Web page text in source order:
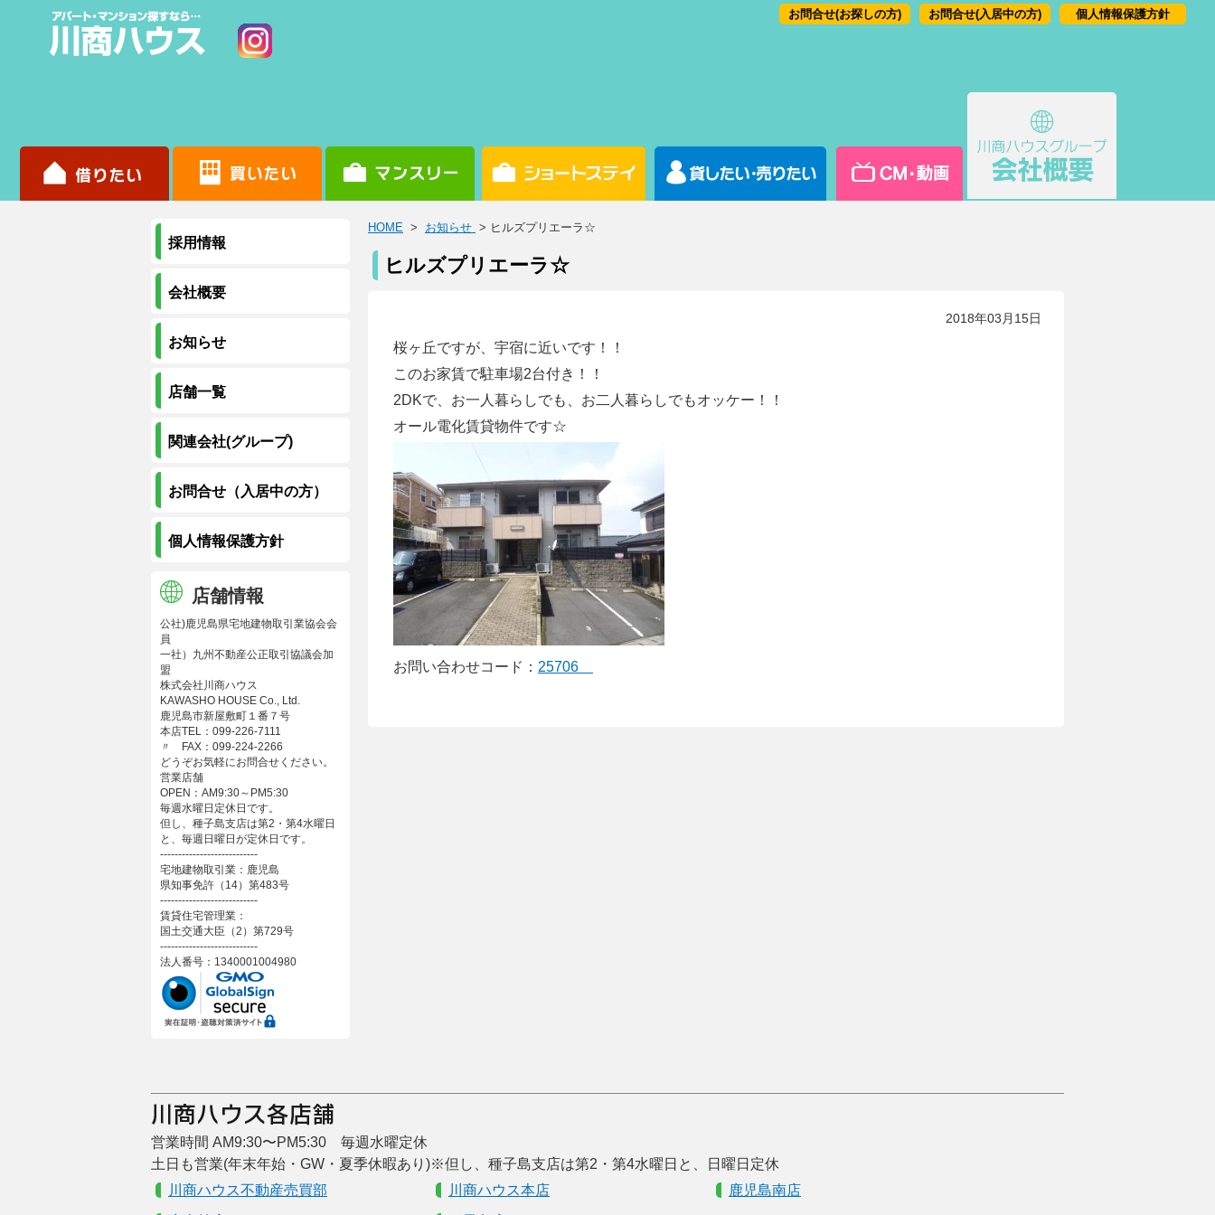
個人情報保護方針
お問合せ(入居中の方)
お問合せ(お探しの方)
HOME > お知らせ > ヒルズプリエーラ☆
ヒルズプリエーラ☆
2018年03月15日
桜ヶ丘ですが、宇宿に近いです！！
このお家賃で駐車場2台付き！！
2DKで、お一人暮らしでも、お二人暮らしでもオッケー！！
オール電化賃貸物件です☆
お問い合わせコード： 25706
採用情報
会社概要
お知らせ
店舗一覧
関連会社(グループ)
お問合せ（入居中の方）
個人情報保護方針
店舗情報
公社)鹿児島県宅地建物取引業協会会
員
一社）九州不動産公正取引協議会加
盟
株式会社川商ハウス
KAWASHO HOUSE Co., Ltd.
鹿児島市新屋敷町１番７号
本店TEL：099-226-7111
〃 FAX：099-224-2266
どうぞお気軽にお問合せください。
営業店舗
OPEN：AM9:30～PM5:30
毎週水曜日定休日です。
但し、種子島支店は第2・第4水曜日
と、毎週日曜日が定休日です。
---------------------------
宅地建物取引業：鹿児島
県知事免許（14）第483号
---------------------------
賃貸住宅管理業：
国土交通大臣（2）第729号
---------------------------
法人番号：1340001004980
営業時間 AM9:30〜PM5:30 毎週水曜定休
土日も営業(年末年始・GW・夏季休暇あり)※但し、種子島支店は第2・第4水曜日と、日曜日定休
川商ハウス不動産売買部
川商ハウス本店
鹿児島南店